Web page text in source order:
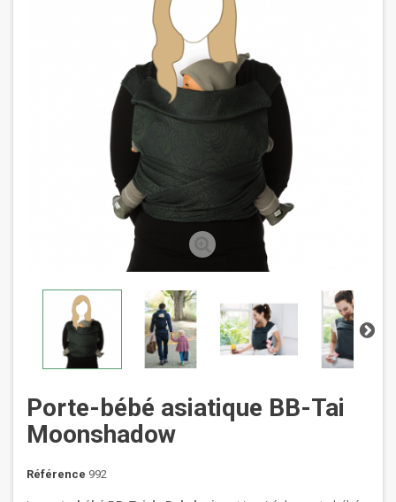
Porte-bébé asiatique BB-Tai
Moonshadow
Référence 992